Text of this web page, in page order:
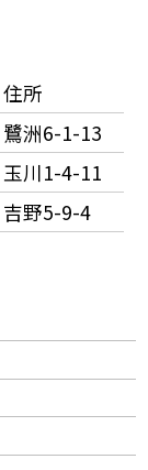
住所
鷺洲6-1-13
玉川1-4-11
吉野5-9-4